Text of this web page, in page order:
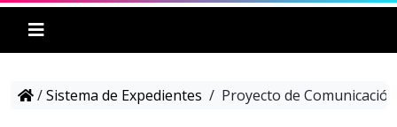
/Sistema de Expedientes / Proyecto de